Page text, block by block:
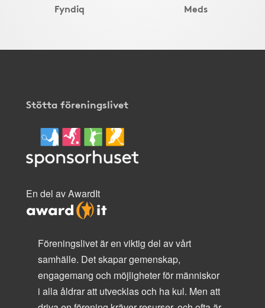
Fyndiq Meds
Stötta föreningslivet
En del av AwardIt
Föreningslivet är en viktig del av vårt
samhälle. Det skapar gemenskap,
engagemang och möjligheter för människor
i alla åldrar att utvecklas och ha kul. Men att